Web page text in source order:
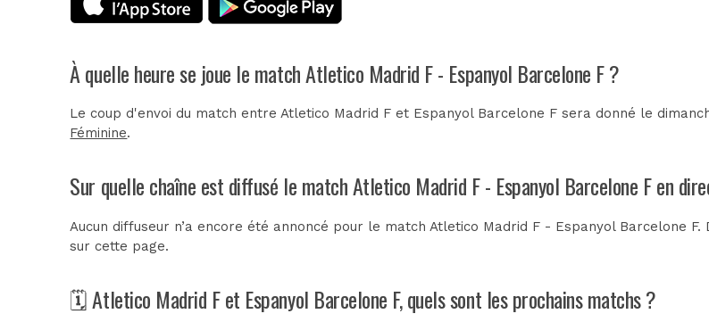
À quelle heure se joue le match Atletico Madrid F - Espanyol Barcelone F ?
Le coup d'envoi du match entre Atletico Madrid F et Espanyol Barcelone F sera donné le
Féminine.
Sur quelle chaîne est diffusé le match Atletico Madrid F - Espanyol Barcelone F en
Aucun diffuseur n’a encore été annoncé pour le match Atletico Madrid F - Espanyol Barcelone
sur cette page.
🗓️ Atletico Madrid F et Espanyol Barcelone F, quels sont les prochains matchs ?